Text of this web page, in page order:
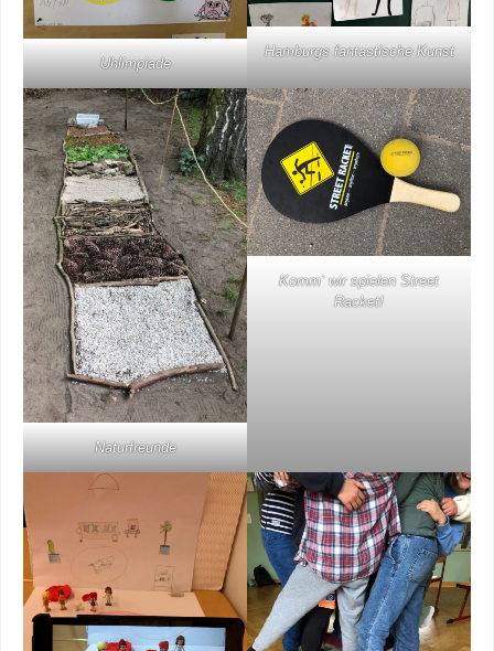
Uhlimpiade
Hamburgs fantastische Kunst
Naturfreunde
Komm‘ wir spielen Street
Racket!